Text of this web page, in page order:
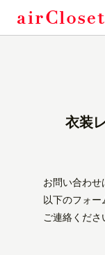
衣装
お問い合わせ
以下のフォ
ご連絡くださ